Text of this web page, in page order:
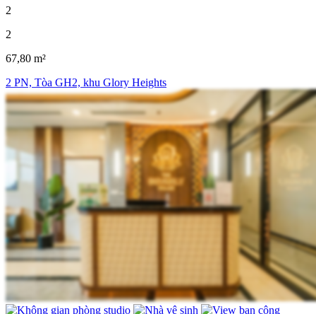
2
2
67,80 m²
2 PN, Tòa GH2, khu Glory Heights